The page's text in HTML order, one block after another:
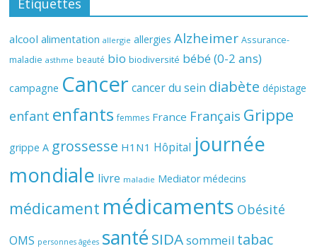
Étiquettes
alcool alimentation allergie allergies Alzheimer Assurance-
maladie asthme beauté bio biodiversité bébé (0-2 ans)
campagne Cancer cancer du sein diabète dépistage
enfant enfants femmes France Français Grippe
grippe A grossesse H1N1 Hôpital journée
mondiale livre maladie Mediator médecins
médicament médicaments Obésité
OMS personnes âgées santé SIDAsommeil tabac